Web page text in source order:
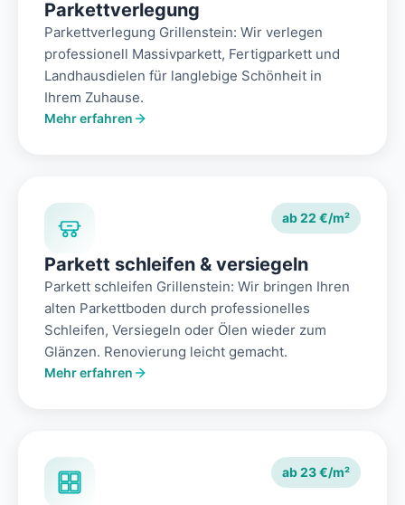
Parkettverlegung
Parkettverlegung Grillenstein: Wir verlegen
professionell Massivparkett, Fertigparkett und
Landhausdielen für langlebige Schönheit in
Ihrem Zuhause.
Mehr erfahren
ab 22 €/m²
Parkett schleifen & versiegeln
Parkett schleifen Grillenstein: Wir bringen Ihren
alten Parkettboden durch professionelles
Schleifen, Versiegeln oder Ölen wieder zum
Glänzen. Renovierung leicht gemacht.
Mehr erfahren
ab 23 €/m²